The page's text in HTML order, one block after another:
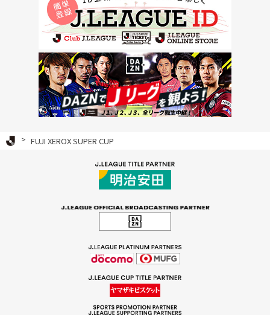
Ｊリーグ TOP
FUJI XEROX SUPER CUP